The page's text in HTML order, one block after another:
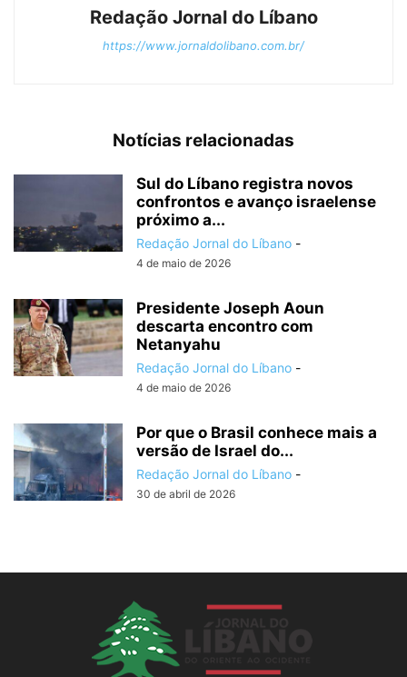
Redação Jornal do Líbano
https://www.jornaldolibano.com.br/
Notícias relacionadas
Sul do Líbano registra novos
confrontos e avanço israelense
próximo a...
Redação Jornal do Líbano -
4 de maio de 2026
Presidente Joseph Aoun
descarta encontro com
Netanyahu
Redação Jornal do Líbano -
4 de maio de 2026
Por que o Brasil conhece mais a
versão de Israel do...
Redação Jornal do Líbano -
30 de abril de 2026